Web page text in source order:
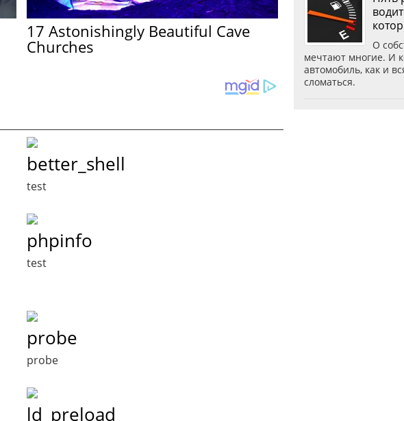
17 Astonishingly Beautiful Cave
Churches
better_shell
test
phpinfo
test
probe
probe
ld_preload
О
мечтают многие. И
автомобиль, как и
сломаться.